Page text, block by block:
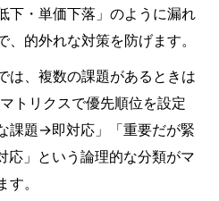
下・単価下落」のように漏れ
的外れな対策を防げます。
は、複数の課題があるときは
トリクスで優先順位を設定
課題→即対応」「重要だが緊
」という論理的な分類がマ
。